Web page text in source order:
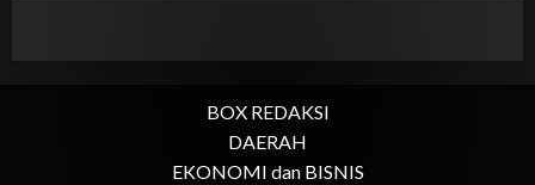
BOX REDAKSI
DAERAH
EKONOMI dan BISNIS